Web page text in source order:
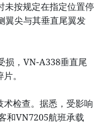
未按规定在指定位置停
翼尖与其垂直尾翼发
损，VN-A338垂直尾
。
术检查。据悉，受影响
和VN7205航班承载